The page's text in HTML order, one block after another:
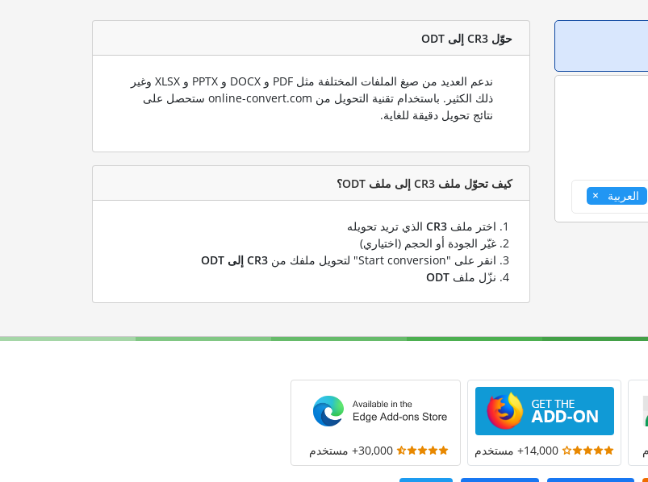
العربية
حوّل CR3 إلى ODT
ندعم العديد من صيغ الملفات المختلفة مثل PDF و DOCX و PPTX و XLSX وغير
ذلك الكثير. باستخدام تقنية التحويل من online-convert.com ستحصل على
نتائج تحويل دقيقة للغاية.
كيف تحوّل ملف CR3 إلى ملف ODT؟
اختر ملف CR3 الذي تريد تحويله
غيّر الجودة أو الحجم (اختياري)
انقر على "Start conversion" لتحويل ملفك من
CR3 إلى ODT
نزّل ملف ODT
14,000+ مستخدم 30,000+ مستخدم